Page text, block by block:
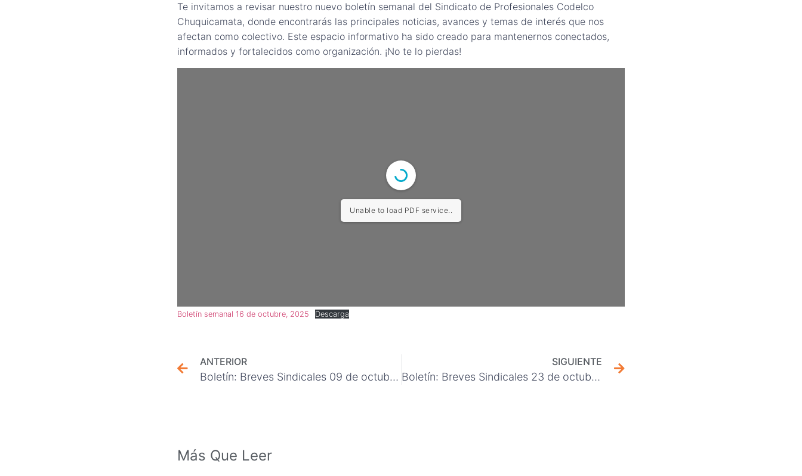
Te invitamos a revisar nuestro nuevo boletín semanal del Sindicato de Profesionales Codelco
Chuquicamata, donde encontrarás las principales noticias, avances y temas de interés que nos
afectan como colectivo. Este espacio informativo ha sido creado para mantenernos conectados,
informados y fortalecidos como organización. ¡No te lo pierdas!
Unable to load PDF service..
Boletín semanal 16 de octubre, 2025 Descarga
ANTERIOR
Boletín: Breves Sindicales 09 de octubre 2025
SIGUIENTE
Boletín: Breves Sindicales 23 de octubre 2025
Más Que Leer